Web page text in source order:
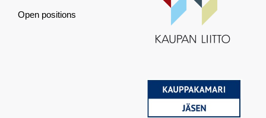
Open positions